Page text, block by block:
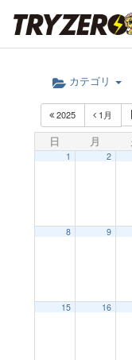
カテゴリ
2025 1月
日 月
1 2
8 9
15 16